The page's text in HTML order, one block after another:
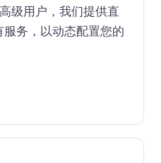
级用户，我们提供直
务，以动态配置您的